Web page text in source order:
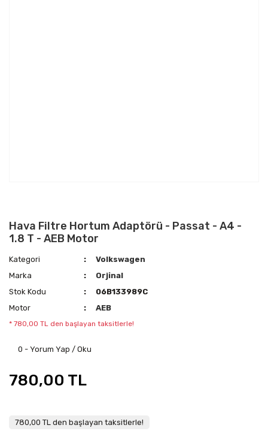
Hava Filtre Hortum Adaptörü - Passat - A4 -
1.8 T - AEB Motor
Kategori
Volkswagen
Marka
Orjinal
Stok Kodu
06B133989C
Motor
AEB
* 780,00 TL den başlayan taksitlerle!
0 - Yorum Yap / Oku
780,00 TL
780,00 TL den başlayan taksitlerle!